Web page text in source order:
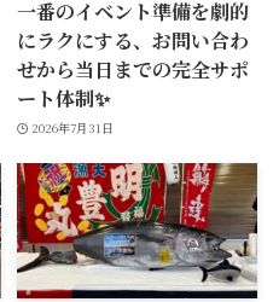
一番のイベント準備を劇的
にラクにする、お問い合わ
せから当日までの完全サポ
ート体制✨
2026年7月31日